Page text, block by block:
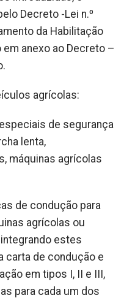
Decreto -Lei n.º
da Habilitação
em anexo ao Decreto –
agrícolas:
de segurança
lenta,
máquinas agrícolas
de condução para
agrícolas ou
estes
carta de condução e
em tipos I, II e III,
para cada um dos